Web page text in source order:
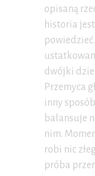
opisaną
historia
dwójki
Przemyca
inny
balansuje
nim.
robi nic
próba